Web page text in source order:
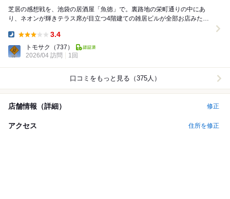
芝居の感想戦を、池袋の居酒屋「魚徳」で。裏路地の栄町通りの中にあ
り、ネオンが輝きテラス席が目立つ4階建ての雑居ビルが全部お店みた
3.4
トモサク
（737）
2026/04 訪問
1回
口コミをもっと見る（375人）
店舗情報（詳細） 修正
アクセス 住所を修正